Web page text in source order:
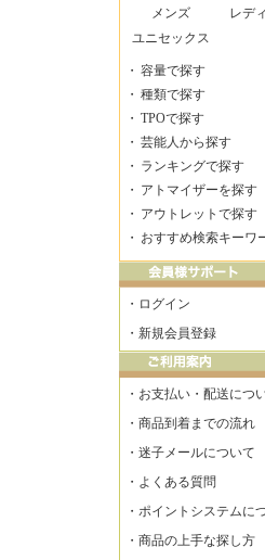
メンズ
レデ
ユニセックス
・ 容量で探す
・ 種類で探す
・ TPOで探す
・ 芸能人から探す
・ ランキングで探す
・ アトマイザーを探す
・ アウトレットで探す
・ おすすめ検索キーワ
・ ログイン
・ 新規会員登録
・ お支払い・配送につ
・ 商品到着までの流れ
・ 迷子メールについて
・ よくある質問
・ ポイントシステムに
・ 商品の上手な探し方